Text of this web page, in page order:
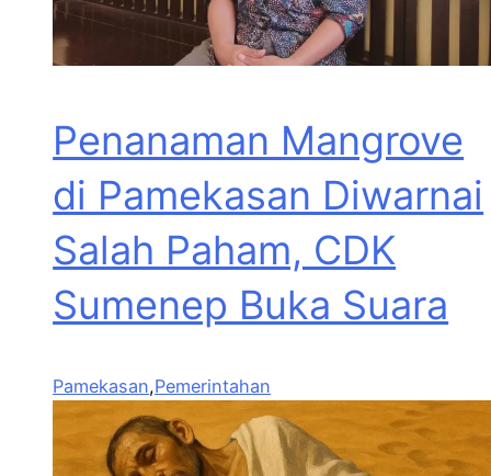
Penanaman Mangrove
di Pamekasan Diwarnai
Salah Paham, CDK
Sumenep Buka Suara
Pamekasan,Pemerintahan